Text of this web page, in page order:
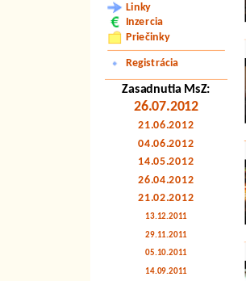
Linky
Inzercia
Priečinky
Registrácia
Zasadnutia MsZ:
26.07.2012
21.06.2012
04.06.2012
14.05.2012
26.04.2012
21.02.2012
13.12.2011
29.11.2011
05.10.2011
14.09.2011